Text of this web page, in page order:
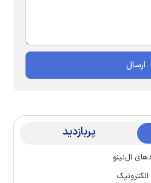
پربازدید
ال‌نینو